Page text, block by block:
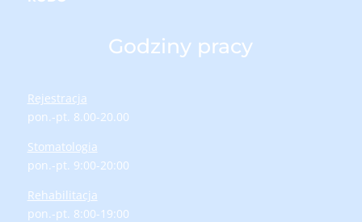
Godziny pracy
Rejestracja
pon.-pt. 8.00-20.00
Stomatologia
pon.-pt. 9:00-20:00
Rehabilitacja
pon.-pt. 8:00-19:00